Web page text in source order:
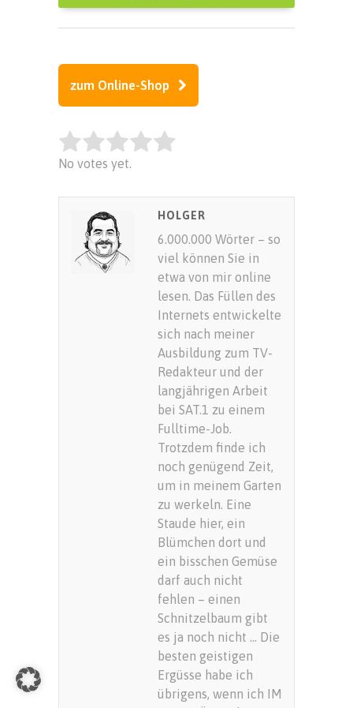
zum Online-Shop
Rate this item:
SUBMIT RATING
No votes yet.
HOLGER
6.000.000 Wörter – so
viel können Sie in
etwa von mir online
lesen. Das Füllen des
Internets entwickelte
sich nach meiner
Ausbildung zum TV-
Redakteur und der
langjährigen Arbeit
bei SAT.1 zu einem
Fulltime-Job.
Trotzdem finde ich
noch genügend Zeit,
um in meinem Garten
zu werkeln. Eine
Staude hier, ein
Blümchen dort und
ein bisschen Gemüse
darf auch nicht
fehlen – einen
Schnitzelbaum gibt
es ja noch nicht … Die
besten geistigen
Ergüsse habe ich
übrigens, wenn ich IM